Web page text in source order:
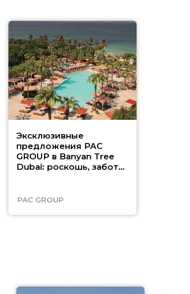
Эксклюзивные
предложения PAC
GROUP в Banyan Tree
Dubai: роскошь, забота
PAC GROUP